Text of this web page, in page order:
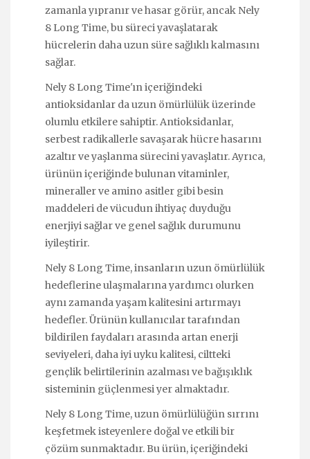
zamanla yıpranır ve hasar görür, ancak Nely
8 Long Time, bu süreci yavaşlatarak
hücrelerin daha uzun süre sağlıklı kalmasını
sağlar.
Nely 8 Long Time'ın içeriğindeki
antioksidanlar da uzun ömürlülük üzerinde
olumlu etkilere sahiptir. Antioksidanlar,
serbest radikallerle savaşarak hücre hasarını
azaltır ve yaşlanma sürecini yavaşlatır. Ayrıca,
ürünün içeriğinde bulunan vitaminler,
mineraller ve amino asitler gibi besin
maddeleri de vücudun ihtiyaç duyduğu
enerjiyi sağlar ve genel sağlık durumunu
iyileştirir.
Nely 8 Long Time, insanların uzun ömürlülük
hedeflerine ulaşmalarına yardımcı olurken
aynı zamanda yaşam kalitesini artırmayı
hedefler. Ürünün kullanıcılar tarafından
bildirilen faydaları arasında artan enerji
seviyeleri, daha iyi uyku kalitesi, ciltteki
gençlik belirtilerinin azalması ve bağışıklık
sisteminin güçlenmesi yer almaktadır.
Nely 8 Long Time, uzun ömürlülüğün sırrını
keşfetmek isteyenlere doğal ve etkili bir
çözüm sunmaktadır. Bu ürün, içeriğindeki